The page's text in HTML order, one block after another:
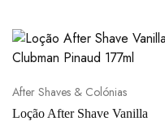
After Shaves & Colónias
Loção After Shave Vanilla